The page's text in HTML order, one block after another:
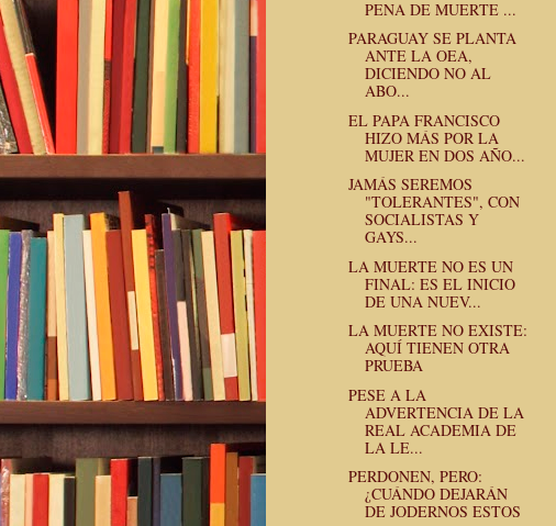
PENA DE MUERTE ...
PARAGUAY SE PLANTA
ANTE LA OEA,
DICIENDO NO AL
ABO...
EL PAPA FRANCISCO
HIZO MÁS POR LA
MUJER EN DOS AÑO...
JAMÁS SEREMOS
"TOLERANTES", CON
SOCIALISTAS Y
GAYS...
LA MUERTE NO ES UN
FINAL: ES EL INICIO
DE UNA NUEV...
LA MUERTE NO EXISTE:
AQUÍ TIENEN OTRA
PRUEBA
PESE A LA
ADVERTENCIA DE LA
REAL ACADEMIA DE
LA LE...
PERDONEN, PERO:
¿CUÁNDO DEJARÁN
DE JODERNOS ESTOS